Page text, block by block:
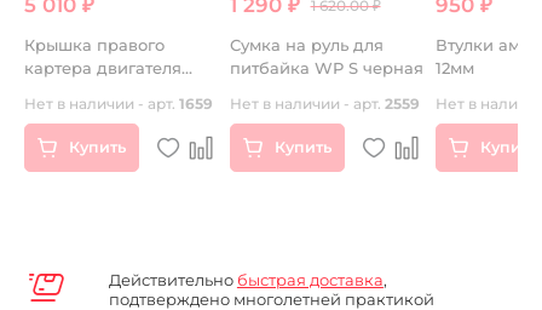
5 010 ₽
Крышка правого
картера двигателя
(P060355) CN
Нет в наличии - арт. 1659
Купить
1 290 ₽ 1 620.00 ₽
Сумка на руль для
питбайка WP S черная
Нет в наличии - арт. 2559
Купить
950 ₽
Втулки
12мм
Нет в
Купить
Действительно быстрая доставка,
подтверждено многолетней практикой